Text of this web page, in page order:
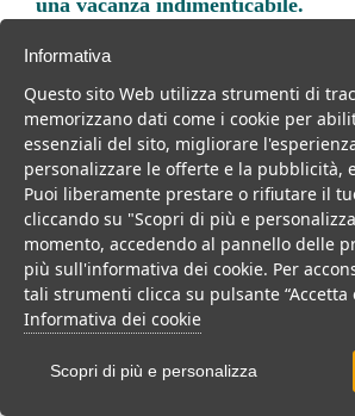
Trova la soluzione migliore per la
vacanza.
Noi di belsalento.it abbiamo selezionato per
migliori servizi, le migliori offerte per il tuo
Informativa
Questo sito Web utilizza strumenti di
memorizzano dati come i cookie per
essenziali del sito, migliorare
personalizzare le offerte e la pubblicità,
Puoi liberamente prestare o rifiutare il
cliccando su "Scopri di più e
momento, accedendo al pannello delle
più sull'informativa dei cookie. Per
tali strumenti clicca su pulsante “Accetta
Informativa dei cookie
Scopri di più e personalizza